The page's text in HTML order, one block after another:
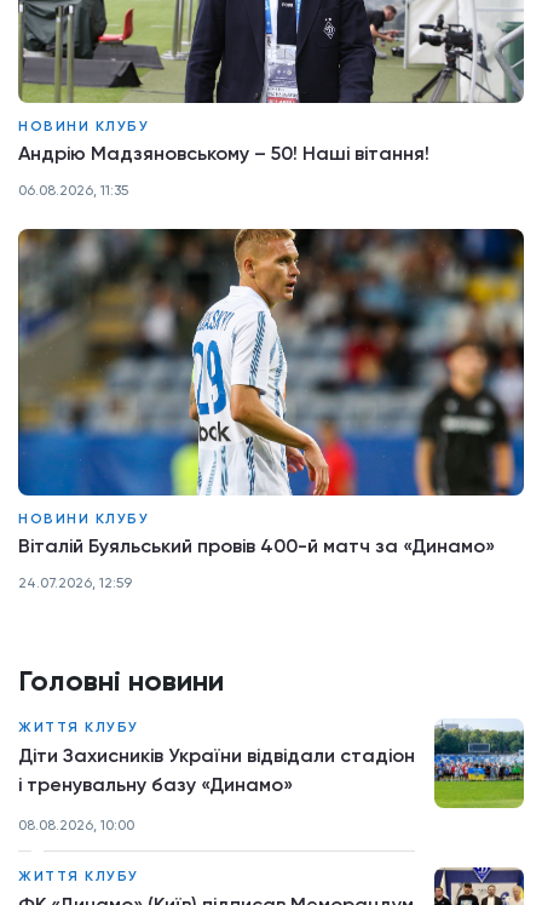
Головні новини
ЖИТТЯ КЛУБУ
Діти Захисників України відвідали стадіон
і тренувальну базу «Динамо»
08.08.2026, 10:00
ЖИТТЯ КЛУБУ
НОВИНИ КЛУБУ
Андрію Мадзяновському – 50! Наші вітання!
06.08.2026, 11:35
НОВИНИ КЛУБУ
Віталій Буяльський провів 400-й матч за «Динамо»
24.07.2026, 12:59